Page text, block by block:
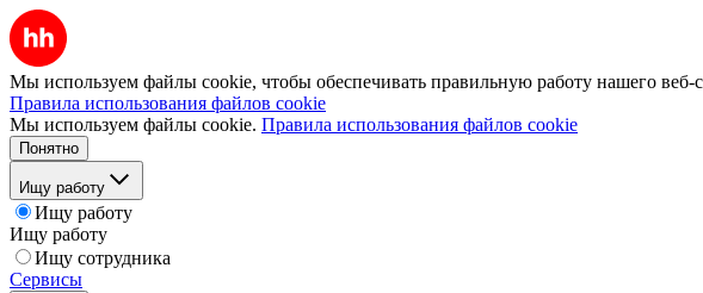
Мы используем файлы cookie, чтобы обеспечивать правильную работу нашего веб-
Правила использования файлов cookie
Мы используем файлы cookie. Правила использования файлов cookie
Понятно
Ищу работу
Ищу работу
Ищу работу
Ищу сотрудника
Сервисы